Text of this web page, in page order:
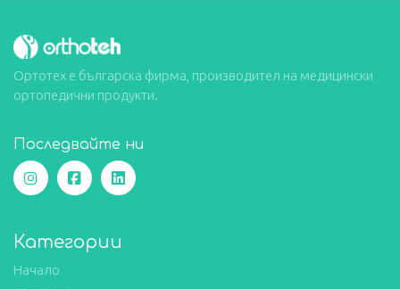
Ортотех е българска фирма, производител на медицински
ортопедични продукти.
Последвайте ни
Категории
Начало